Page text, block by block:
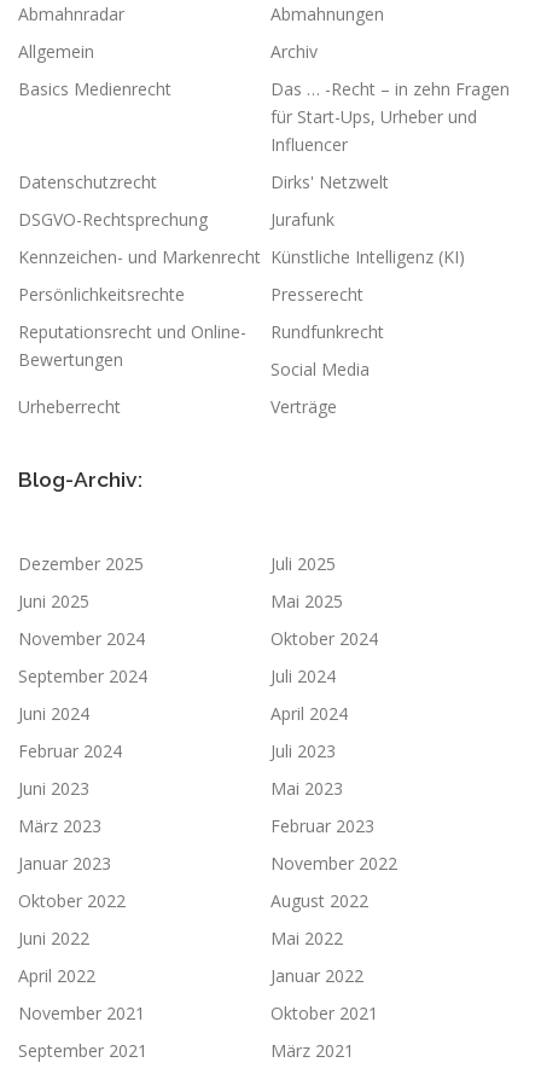
Abmahnradar
Abmahnungen
Allgemein
Archiv
Basics Medienrecht
Das … -Recht – in zehn Fragen
für Start-Ups, Urheber und
Influencer
Datenschutzrecht
Dirks' Netzwelt
DSGVO-Rechtsprechung
Jurafunk
Kennzeichen- und Markenrecht Künstliche Intelligenz (KI)
Persönlichkeitsrechte
Presserecht
Reputationsrecht und Online-
Bewertungen
Rundfunkrecht
Social Media
Urheberrecht
Verträge
Blog-Archiv:
Dezember 2025
Juli 2025
Juni 2025
Mai 2025
November 2024
Oktober 2024
September 2024
Juli 2024
Juni 2024
April 2024
Februar 2024
Juli 2023
Juni 2023
Mai 2023
März 2023
Februar 2023
Januar 2023
November 2022
Oktober 2022
August 2022
Juni 2022
Mai 2022
April 2022
Januar 2022
November 2021
Oktober 2021
September 2021
März 2021